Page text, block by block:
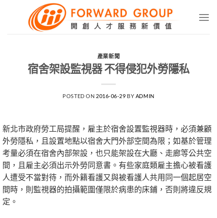
產業新聞
宿舍架設監視器 不得侵犯外勞隱私
POSTED ON 2016-06-29 BY ADMIN
新北市政府勞工局提醒，雇主於宿舍設置監視器時，必須兼顧
外勞隱私，且設置地點以宿舍大門外部空間為限；如基於管理
考量必須在宿舍內部架設，也只能架設在大廳、走廊等公共空
間，且雇主必須出示外勞同意書。有些家庭類雇主擔心被看護
人遭受不當對待，而外籍看護又與被看護人共用同一個起居空
間時，則監視器的拍攝範圍僅限於病患的床鋪，否則將違反規
定。